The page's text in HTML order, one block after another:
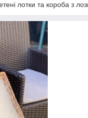
лотки та короба з